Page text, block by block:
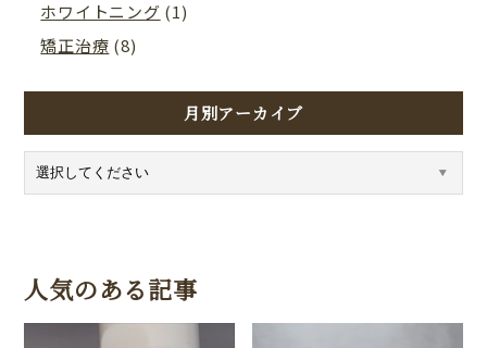
ホワイトニング (1)
矯正治療 (8)
月別アーカイブ
人気のある記事